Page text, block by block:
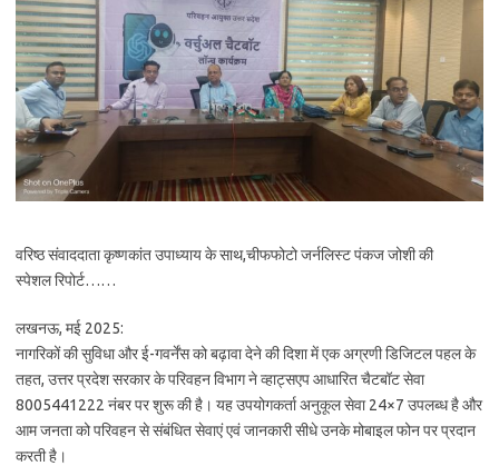
वरिष्ठ संवाददाता कृष्णकांत उपाध्याय के साथ,चीफफोटो जर्नलिस्ट पंकज जोशी की
स्पेशल रिपोर्ट……
लखनऊ, मई 2025:
नागरिकों की सुविधा और ई-गवर्नेंस को बढ़ावा देने की दिशा में एक अग्रणी डिजिटल पहल के
तहत, उत्तर प्रदेश सरकार के परिवहन विभाग ने व्हाट्सएप आधारित चैटबॉट सेवा
8005441222 नंबर पर शुरू की है। यह उपयोगकर्ता अनुकूल सेवा 24×7 उपलब्ध है और
आम जनता को परिवहन से संबंधित सेवाएं एवं जानकारी सीधे उनके मोबाइल फोन पर प्रदान
करती है।